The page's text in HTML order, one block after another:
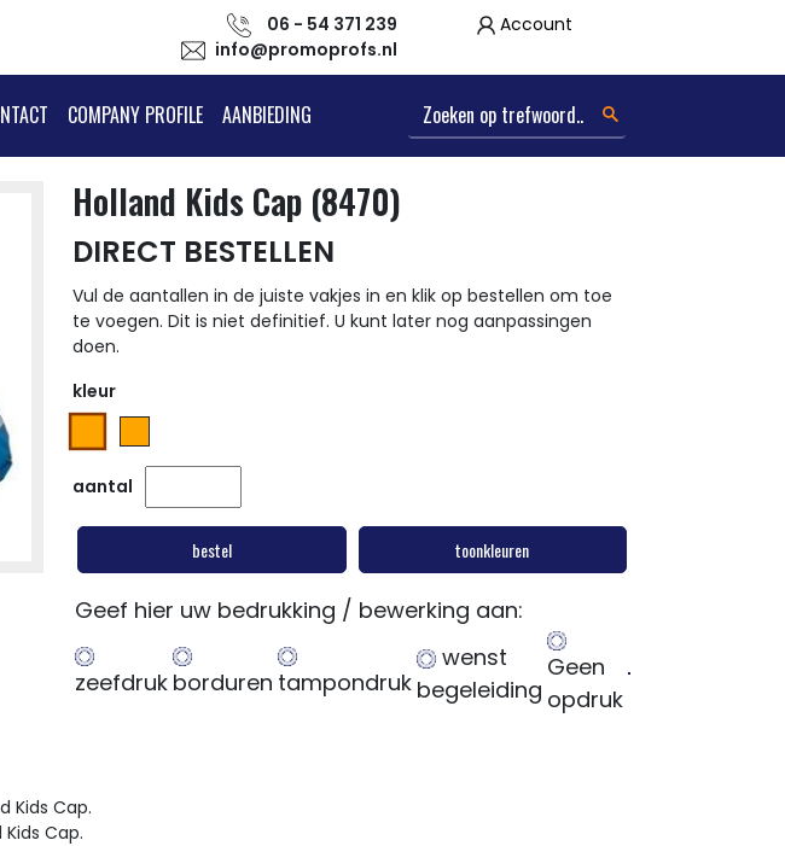
06 - 54 371 239
info@promoprofs.nl
Account
COMPANY PROFILE AANBIEDING
Holland Kids Cap (8470)
DIRECT BESTELLEN
Vul de aantallen in de juiste vakjes in en klik op bestellen om toe
te voegen. Dit is niet definitief. U kunt later nog aanpassingen
doen.
kleur
aantal
bestel toonkleuren
Geef hier uw bedrukking / bewerking aan:
zeefdruk borduren tampondruk
wenst
begeleiding
Geen
opdruk
Kids Cap.
Cap.